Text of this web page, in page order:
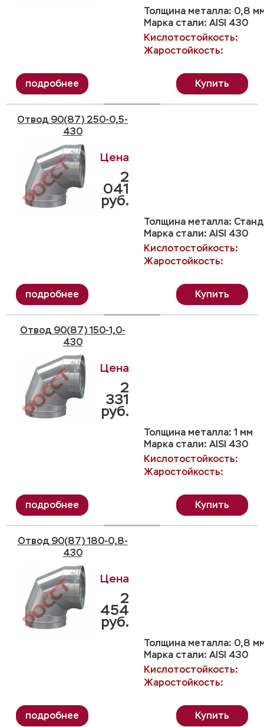
Толщина металла: 0,8
Марка стали: AISI 430
Кислотостойкость:
Жаростойкость:
Купить
Отвод 90(87) 250-0,5-
430
Толщина металла:
Марка стали: AISI 430
Кислотостойкость:
Жаростойкость:
2
041
руб.
Купить
Отвод 90(87) 150-1,0-
430
Толщина металла: 1 мм
Марка стали: AISI 430
Кислотостойкость:
Жаростойкость:
2
331
руб.
Купить
Отвод 90(87) 180-0,8-
430
Толщина металла: 0,8
Марка стали: AISI 430
Кислотостойкость:
Жаростойкость:
2
454
руб.
Купить